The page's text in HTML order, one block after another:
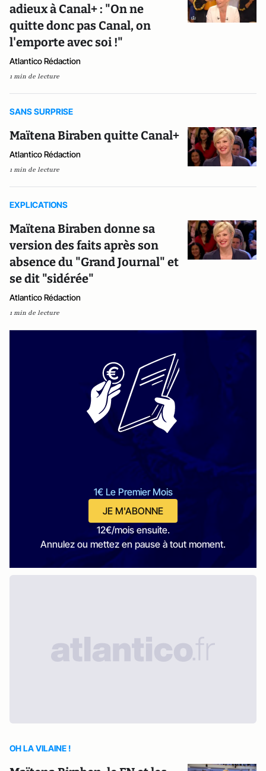
adieux à Canal+ : "On ne
quitte donc pas Canal, on
l'emporte avec soi !"
Atlantico Rédaction
1 min de lecture
SANS SURPRISE
Maïtena Biraben quitte Canal+
Atlantico Rédaction
1 min de lecture
EXPLICATIONS
Maïtena Biraben donne sa
version des faits après son
absence du "Grand Journal" et
se dit "sidérée"
Atlantico Rédaction
1 min de lecture
1€ Le Premier Mois
JE M'ABONNE
12€/mois ensuite.
Annulez ou mettez en pause à tout moment.
OH LA VILAINE !